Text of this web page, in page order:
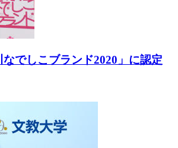
でしこブランド2020」に認定